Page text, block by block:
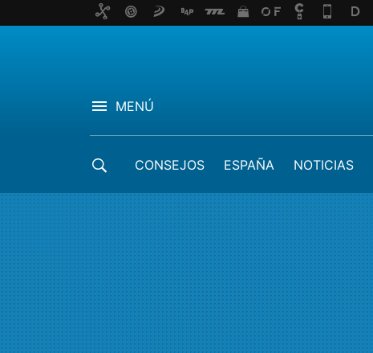
MENÚ
CONSEJOS ESPAÑA NOTICIAS